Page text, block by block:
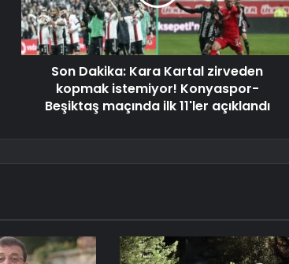
Son Dakika: Kara Kartal zirveden
kopmak istemiyor! Konyaspor-
Beşiktaş maçında ilk 11'ler açıklandı